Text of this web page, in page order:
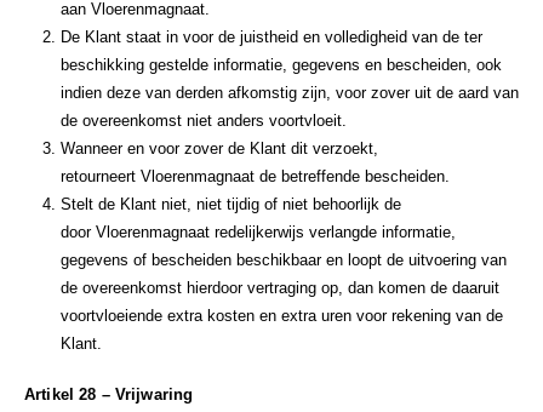
aan Vloerenmagnaat.
De Klant staat in voor de juistheid en volledigheid van de ter
beschikking gestelde informatie, gegevens en bescheiden, ook
indien deze van derden afkomstig zijn, voor zover uit de aard van
de overeenkomst niet anders voortvloeit.
Wanneer en voor zover de Klant dit verzoekt,
retourneert Vloerenmagnaat de betreffende bescheiden.
Stelt de Klant niet, niet tijdig of niet behoorlijk de
door Vloerenmagnaat redelijkerwijs verlangde informatie,
gegevens of bescheiden beschikbaar en loopt de uitvoering van
de overeenkomst hierdoor vertraging op, dan komen de daaruit
voortvloeiende extra kosten en extra uren voor rekening van de
Klant.
Artikel 28 – Vrijwaring